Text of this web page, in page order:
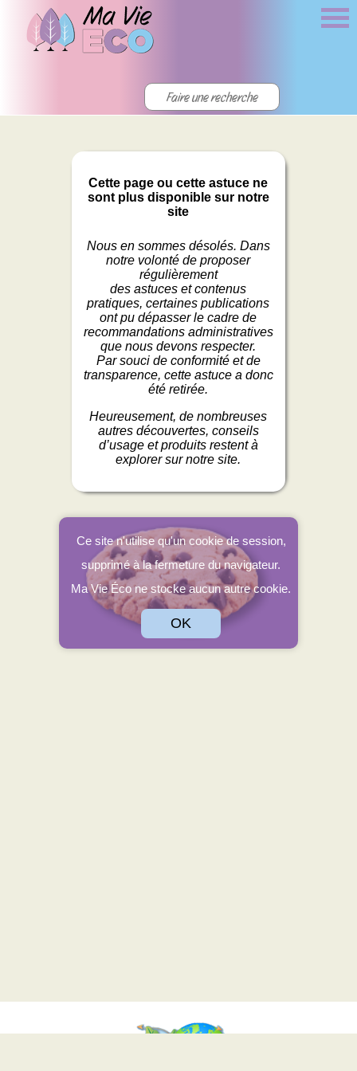
Cette page ou cette astuce ne
sont plus disponible sur notre
site
Nous en sommes désolés. Dans
notre volonté de proposer
régulièrement
des astuces et contenus
pratiques, certaines publications
ont pu dépasser le cadre de
recommandations administratives
que nous devons respecter.
Par souci de conformité et de
transparence, cette astuce a donc
été retirée.
Heureusement, de nombreuses
autres découvertes, conseils
d’usage et produits restent à
explorer sur notre site.
Ce site n'utilise qu'un cookie de session,
supprimé à la fermeture du navigateur.
Ma Vie Éco ne stocke aucun autre cookie.
OK